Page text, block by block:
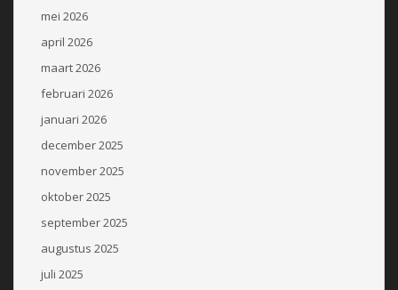
mei 2026
april 2026
maart 2026
februari 2026
januari 2026
december 2025
november 2025
oktober 2025
september 2025
augustus 2025
juli 2025